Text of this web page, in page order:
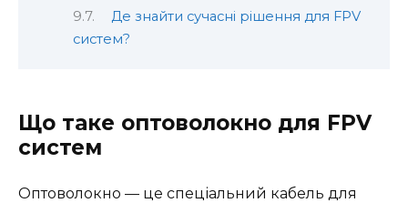
Де знайти сучасні рішення для FPV
систем?
Що таке оптоволокно для FPV
систем
Оптоволокно — це спеціальний кабель для